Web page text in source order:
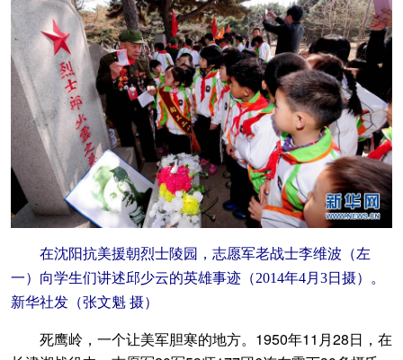
在沈阳抗美援朝烈士陵园，志愿军老战士李维波（左
一）向学生们讲述邱少云的英雄事迹（2014年4月3日摄）。
新华社发（张文魁 摄）
死鹰岭，一个让美军胆寒的地方。1950年11月28日，在